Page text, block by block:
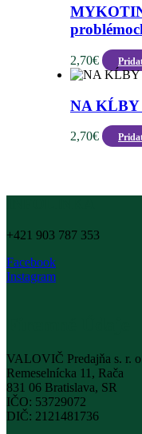
2,70€
NA KĹBY
2,70€
+421 903 787 353
Facebook
Instagram
VALOVIČ Predajňa s. r.
Remeselnícka 11, Rača
831 06 Bratislava, SR
IČO: 53729072
DIČ: 2121481736